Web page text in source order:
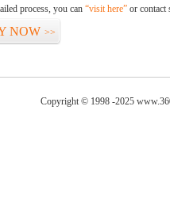
process, you can “visit here” or contact
NOW >>
Copyright © 1998 -2025